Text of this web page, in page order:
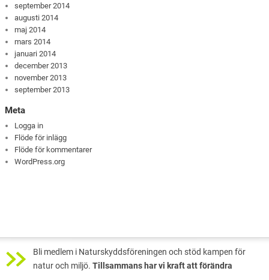
september 2014
augusti 2014
maj 2014
mars 2014
januari 2014
december 2013
november 2013
september 2013
Meta
Logga in
Flöde för inlägg
Flöde för kommentarer
WordPress.org
Bli medlem i Naturskyddsföreningen och stöd kampen för
natur och miljö. Tillsammans har vi kraft att förändra